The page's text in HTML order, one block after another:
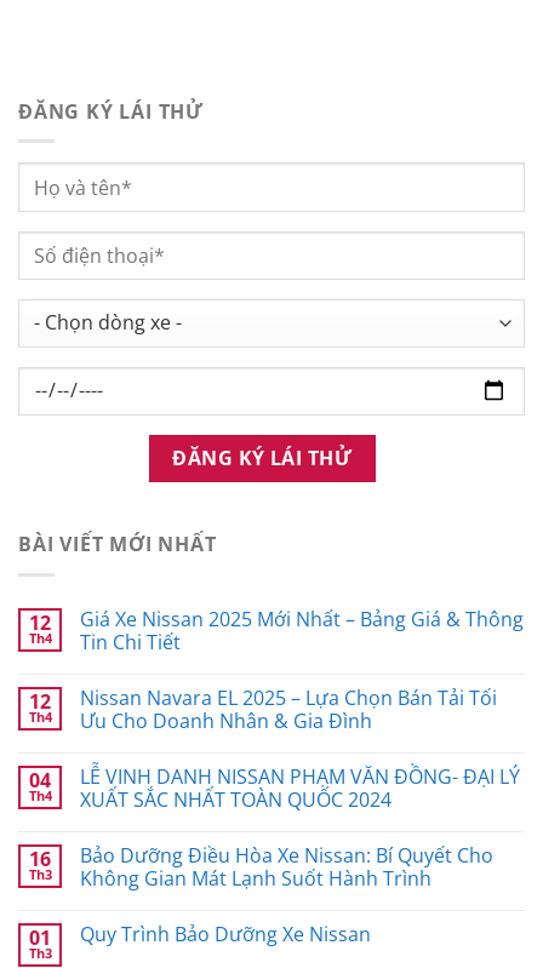
ĐĂNG KÝ LÁI THỬ
BÀI VIẾT MỚI NHẤT
12
Th4
Giá Xe Nissan 2025 Mới Nhất – Bảng Giá & Thông
Tin Chi Tiết
12
Th4
Nissan Navara EL 2025 – Lựa Chọn Bán Tải Tối
Ưu Cho Doanh Nhân & Gia Đình
04
Th4
LỄ VINH DANH NISSAN PHẠM VĂN ĐỒNG- ĐẠI LÝ
XUẤT SẮC NHẤT TOÀN QUỐC 2024
16
Th3
Bảo Dưỡng Điều Hòa Xe Nissan: Bí Quyết Cho
Không Gian Mát Lạnh Suốt Hành Trình
01
Th3
Quy Trình Bảo Dưỡng Xe Nissan